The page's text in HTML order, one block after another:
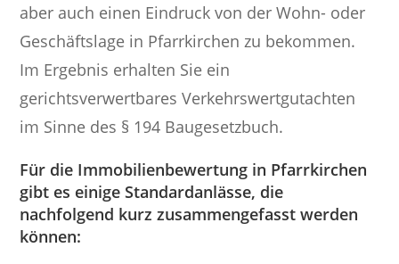
aber auch einen Eindruck von der Wohn- oder
Geschäftslage in Pfarrkirchen zu bekommen.
Im Ergebnis erhalten Sie ein
gerichtsverwertbares Verkehrswertgutachten
im Sinne des § 194 Baugesetzbuch.
Für die Immobilienbewertung in Pfarrkirchen
gibt es einige Standardanlässe, die
nachfolgend kurz zusammengefasst werden
können: